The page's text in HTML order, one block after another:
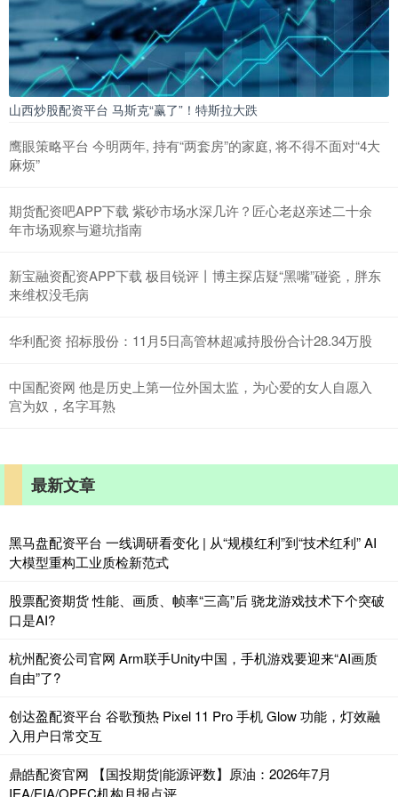
山西炒股配资平台 马斯克“赢了”！特斯拉大跌
鹰眼策略平台 今明两年, 持有“两套房”的家庭, 将不得不面对“4大
麻烦”
期货配资吧APP下载 紫砂市场水深几许？匠心老赵亲述二十余
年市场观察与避坑指南
新宝融资配资APP下载 极目锐评丨博主探店疑“黑嘴”碰瓷，胖东
来维权没毛病
华利配资 招标股份：11月5日高管林超减持股份合计28.34万股
中国配资网 他是历史上第一位外国太监，为心爱的女人自愿入
宫为奴，名字耳熟
最新文章
黑马盘配资平台 一线调研看变化 | 从“规模红利”到“技术红利” AI
大模型重构工业质检新范式
股票配资期货 性能、画质、帧率“三高”后 骁龙游戏技术下个突破
口是AI?
杭州配资公司官网 Arm联手Unity中国，手机游戏要迎来“AI画质
自由”了?
创达盈配资平台 谷歌预热 Pixel 11 Pro 手机 Glow 功能，灯效融
入用户日常交互
鼎皓配资官网 【国投期货|能源评数】原油：2026年7月
IEA/EIA/OPEC机构月报点评